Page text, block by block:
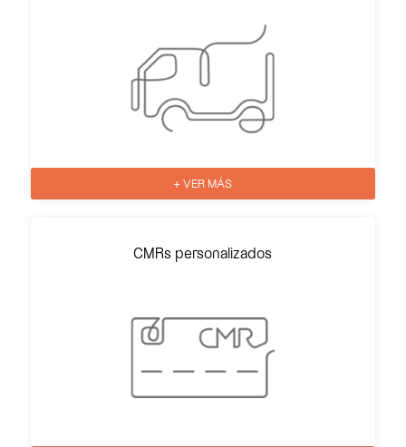
+ VER MÁS
CMRs personalizados